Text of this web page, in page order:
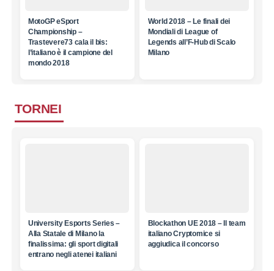
MotoGP eSport
Championship –
Trastevere73 cala il bis:
l’italiano è il campione del
mondo 2018
World 2018 – Le finali dei
Mondiali di League of
Legends all’F-Hub di Scalo
Milano
TORNEI
University Esports Series –
Alla Statale di Milano la
finalissima: gli sport digitali
entrano negli atenei italiani
Blockathon UE 2018 – Il team
italiano Cryptomice si
aggiudica il concorso